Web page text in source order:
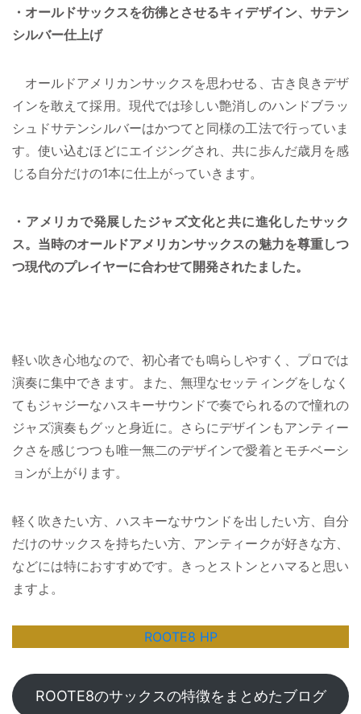
・オールドサックスを彷彿とさせるキィデザイン、サテン
シルバー仕上げ
オールドアメリカンサックスを思わせる、古き良きデザ
インを敢えて採用。現代では珍しい艶消しのハンドブラッ
シュドサテンシルバーはかつてと同様の工法で行っていま
す。使い込むほどにエイジングされ、共に歩んだ歳月を感
じる自分だけの1本に仕上がっていきます。
・アメリカで発展したジャズ文化と共に進化したサック
ス。当時のオールドアメリカンサックスの魅力を尊重しつ
つ現代のプレイヤーに合わせて開発されたました。
軽い吹き心地なので、初心者でも鳴らしやすく、プロでは
演奏に集中できます。また、無理なセッティングをしなく
てもジャジーなハスキーサウンドで奏でられるので憧れの
ジャズ演奏もグッと身近に。さらにデザインもアンティー
クさを感じつつも唯一無二のデザインで愛着とモチベーシ
ョンが上がります。
軽く吹きたい方、ハスキーなサウンドを出したい方、自分
だけのサックスを持ちたい方、アンティークが好きな方、
などには特におすすめです。きっとストンとハマると思い
ますよ。
ROOTE8 HP
ROOTE8のサックスの特徴をまとめたブログ